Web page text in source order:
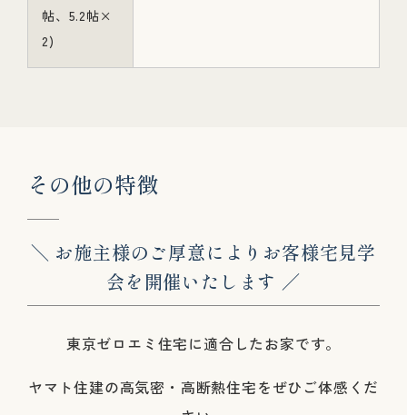
帖、5.2帖×
2)
その他の特徴
＼ お施主様のご厚意によりお客様宅見学
会を開催いたします ／
東京ゼロエミ住宅に適合したお家です。
ヤマト住建の高気密・高断熱住宅をぜひご体感くだ